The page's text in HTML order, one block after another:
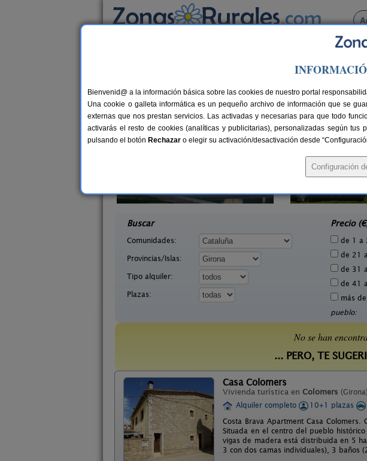
Busca por pueblo
Casas Rurales cerca de Vilapriu
36 €
Mas Ca La
Buscar
Comunidades:
Provincias/Islas:
Tipo alquiler:
Plazas:
Precio
de 1 a
de 21
de 31
de 41
más
pueblo:
No se han
... PERO, TE
Casa Colomers
Vivienda turística en Colomers (Girona)
Alquiler completo
10+1 plazas
Costa Brava Apartment Casa
Situada en el centro del pueblo
vigas de madera está distribuida en 5
3 con dos camas individuales), 3 baños
Bienvenid@ a la información básica sobre las cookies de nuestro portal
Una cookie o galleta informática es un pequeño archivo de información que se
externas que nos prestan servicios. Las activadas y necesarias para que todo
activarás el resto de cookies (analíticas y publicitarias), personalizadas según
pulsando el botón Rechazar o elegir su activación/desactivación desde